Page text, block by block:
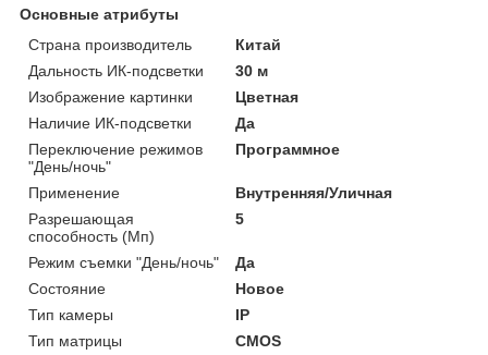
Основные атрибуты
Страна производитель
Китай
Дальность ИК-подсветки
30 м
Изображение картинки
Цветная
Наличие ИК-подсветки
Да
Переключение режимов
"День/ночь"
Программное
Применение
Внутренняя/Уличная
Разрешающая
способность (Мп)
5
Режим съемки "День/ночь"
Да
Состояние
Новое
Тип камеры
IP
Тип матрицы
CMOS